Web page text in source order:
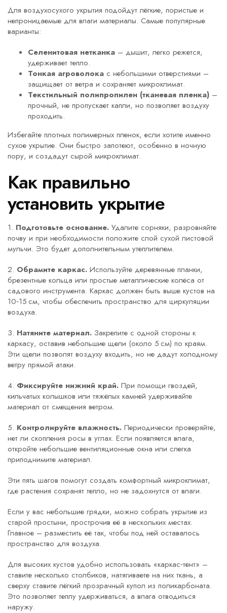
Для воздухосухого укрытия подойдут лёгкие, пористые и
непроницаемые для влаги материалы. Самые популярные
варианты:
Селенитовая нетканка – дышит, легко режется,
удерживает тепло.
Тонкая агроволока с небольшими отверстиями –
защищает от ветра и сохраняет микроклимат.
Текстильный полипропилен (тканевая пленка) –
прочный, не пропускает капли, но позволяет воздуху
проходить.
Избегайте плотных полимерных пленок, если хотите именно
сухое укрытие. Они быстро запотеют, особенно в ночную
пору, и создадут сырой микроклимат.
Как правильно
установить укрытие
1. Подготовьте основание. Удалите сорняки, разровняйте
почву и при необходимости положите слой сухой листовой
мульчи. Это будет дополнительным утеплителем.
2. Обрамите каркас. Используйте деревянные планки,
брезентные кольца или простые металлические колёса от
садового инструмента. Каркас должен быть выше кустов на
10‑15 см, чтобы обеспечить пространство для циркуляции
воздуха.
3. Натяните материал. Закрепите с одной стороны к
каркасу, оставив небольшие щели (около 5 см) по краям.
Эти щели позволят воздуху входить, но не дадут холодному
ветру прямой атаки.
4. Фиксируйте нижний край. При помощи гвоздей,
кильчатых колышков или тяжёлых камней удерживайте
материал от смещения ветром.
5. Контролируйте влажность. Периодически проверяйте,
нет ли скопления росы в углах. Если появляется влага,
откройте небольшие вентиляционные окна или слегка
приподнимите материал.
Эти пять шагов помогут создать комфортный микроклимат,
где растения сохранят тепло, но не задохнутся от влаги.
Если у вас небольшие грядки, можно собрать укрытие из
старой простыни, прострочив её в нескольких местах.
Главное – разместить её так, чтобы под ней оставалось
пространство для воздуха.
Для высоких кустов удобно использовать «каркас‑тент» –
ставите несколько столбиков, натягиваете на них ткань, а
сверху ставите лёгкий прозрачный купол из поликарбоната.
Это позволяет теплу удерживаться, а влага отводиться
наружу.